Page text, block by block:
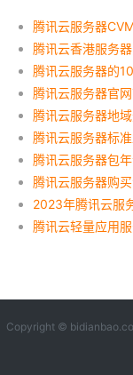
腾讯云服务器
腾讯云香港服务
腾讯云服务器的
腾讯云服务器官
腾讯云服务器地
腾讯云服务器标
腾讯云服务器包
腾讯云服务器购
2023年腾讯云服
腾讯云轻量应用
Copyright ©